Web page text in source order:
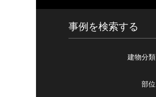
事例を検索する
建物分類
部位